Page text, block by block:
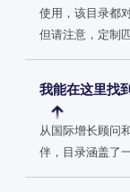
使用，该目录都
但请注意，定制
我能在这里找
从国际增长顾问
伴，目录涵盖了